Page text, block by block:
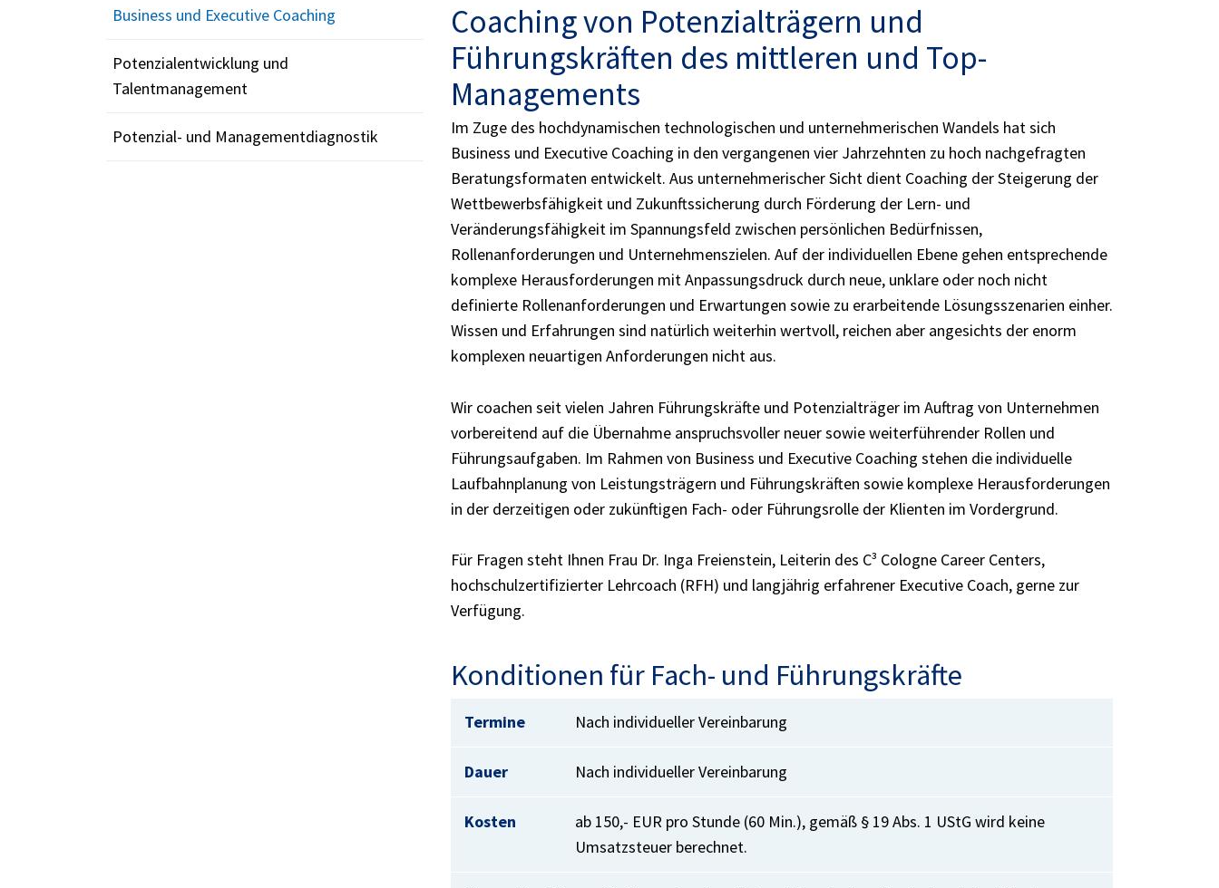
Coaching von Potenzialträgern und
Führungskräften des mittleren und Top-
Managements
Im Zuge des hochdynamischen technologischen und unternehmerischen Wandels hat sich
Business und Executive Coaching in den vergangenen vier Jahrzehnten zu hoch nachgefragten
Beratungsformaten entwickelt. Aus unternehmerischer Sicht dient Coaching der Steigerung der
Wettbewerbsfähigkeit und Zukunftssicherung durch Förderung der Lern- und
Veränderungsfähigkeit im Spannungsfeld zwischen persönlichen Bedürfnissen,
Rollenanforderungen und Unternehmenszielen. Auf der individuellen Ebene gehen entsprechende
komplexe Herausforderungen mit Anpassungsdruck durch neue, unklare oder noch nicht
definierte Rollenanforderungen und Erwartungen sowie zu erarbeitende Lösungsszenarien einher.
Wissen und Erfahrungen sind natürlich weiterhin wertvoll, reichen aber angesichts der enorm
komplexen neuartigen Anforderungen nicht aus.
Wir coachen seit vielen Jahren Führungskräfte und Potenzialträger im Auftrag von Unternehmen
vorbereitend auf die Übernahme anspruchsvoller neuer sowie weiterführender Rollen und
Führungsaufgaben. Im Rahmen von Business und Executive Coaching stehen die individuelle
Laufbahnplanung von Leistungsträgern und Führungskräften sowie komplexe Herausforderungen
in der derzeitigen oder zukünftigen Fach- oder Führungsrolle der Klienten im Vordergrund.
Für Fragen steht Ihnen Frau Dr. Inga Freienstein, Leiterin des C³ Cologne Career Centers,
hochschulzertifizierter Lehrcoach (RFH) und langjährig erfahrener Executive Coach, gerne zur
Verfügung.
Konditionen für Fach- und Führungskräfte
Termine Nach individueller Vereinbarung
Dauer Nach individueller Vereinbarung
Kosten
ab 150,- EUR pro Stunde (60 Min.), gemäß § 19 Abs. 1 UStG wird keine
Umsatzsteuer berechnet.
Business und Executive Coaching
Potenzialentwicklung und
Talentmanagement
Potenzial- und Managementdiagnostik